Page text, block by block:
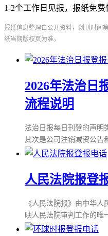
1-2个工作日见报，报纸免费
报纸信息整理自公开资料，创刊时间
纸当期版权页为准。
2026年法治日
流程说明
法治日报每日刊登的声明
其次是公司注销减资公告
报，法治日报凭借其权威
列。认识法治日报法治日
于1980年8月1日，前身为
中央政法委机关报，它
类综合性日报，也是中央
赛道，专注报道政法工作
人民法院报登
《人民法院报》由中华
映人民法院审判工作的唯
民法院报》的详细介绍：